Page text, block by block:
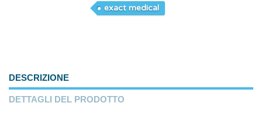
exact medical
DESCRIZIONE
DETTAGLI DEL PRODOTTO